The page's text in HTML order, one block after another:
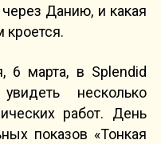
через Данию, и какая
кроется.
6 марта, в Splendid
несколько
работ. День
показов «Тонкая